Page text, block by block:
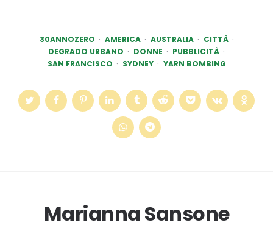
30ANNOZERO AMERICA AUSTRALIA
CITTÀ
DEGRADO URBANO
DONNE
PUBBLICITÀ
SAN FRANCISCO
SYDNEY YARN BOMBING
Marianna Sansone